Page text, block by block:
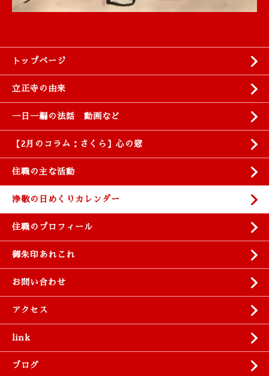
トップページ
立正寺の由来
一日一編の法話 動画など
【2月のコラム：さくら】心の窓
住職の主な活動
浄敬の日めくりカレンダー
住職のプロフィール
御朱印あれこれ
お問い合わせ
アクセス
link
ブログ